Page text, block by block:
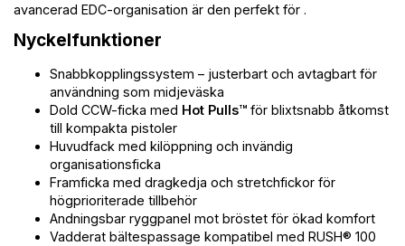
avancerad EDC-organisation är den perfekt för .
Nyckelfunktioner
Snabbkopplingssystem – justerbart och avtagbart för
användning som midjeväska
Dold CCW-ficka med Hot Pulls™ för blixtsnabb åtkomst
till kompakta pistoler
Huvudfack med kilöppning och invändig
organisationsficka
Framficka med dragkedja och stretchfickor för
högprioriterade tillbehör
Andningsbar ryggpanel mot bröstet för ökad komfort
Vadderat bältespassage kompatibel med RUSH® 100